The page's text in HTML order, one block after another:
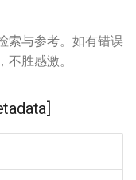
索与参考。如有错误
胜感激。